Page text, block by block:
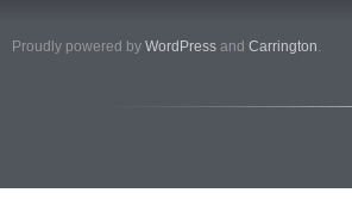
Proudly powered by WordPress and Carrington